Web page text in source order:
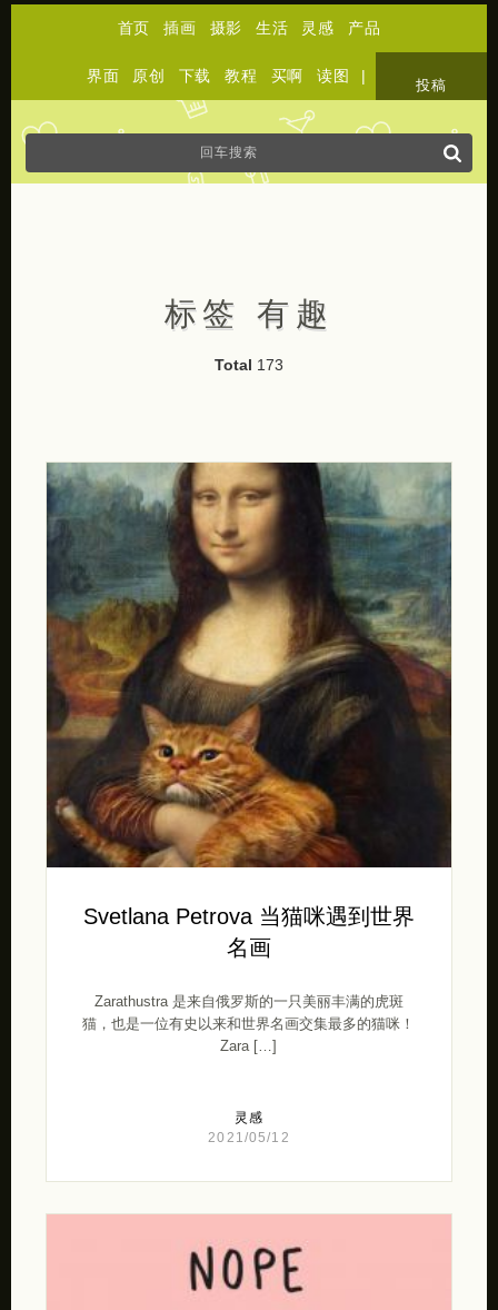
首页 插画 摄影 生活 灵感 产品
界面 原创 下载 教程 买啊 读图 |
投稿
标签 有趣
Total 173
Svetlana Petrova 当猫咪遇到世界
名画
Zarathustra 是来自俄罗斯的一只美丽丰满的虎斑
猫，也是一位有史以来和世界名画交集最多的猫咪！
Zara […]
灵感
2021/05/12